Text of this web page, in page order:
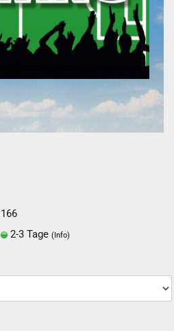
166
2-3 Tage (Info)